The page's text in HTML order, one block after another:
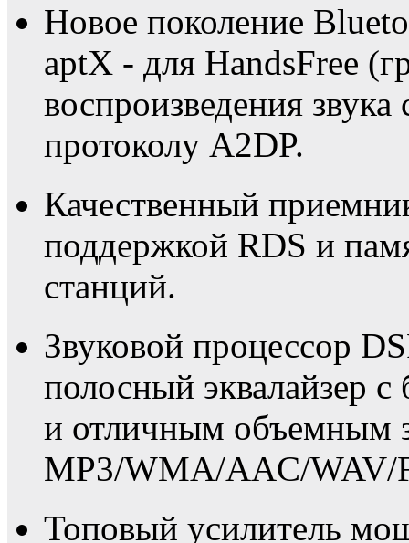
Новое поколение
aptX - для HandsFree
воспроизведения
протоколу A2DP.
Качественный
поддержкой RDS и
станций.
Звуковой процессор
полосный эквалайзер
и отличным объемным
MP3/WMA/AAC/WAV/
Топовый усилитель